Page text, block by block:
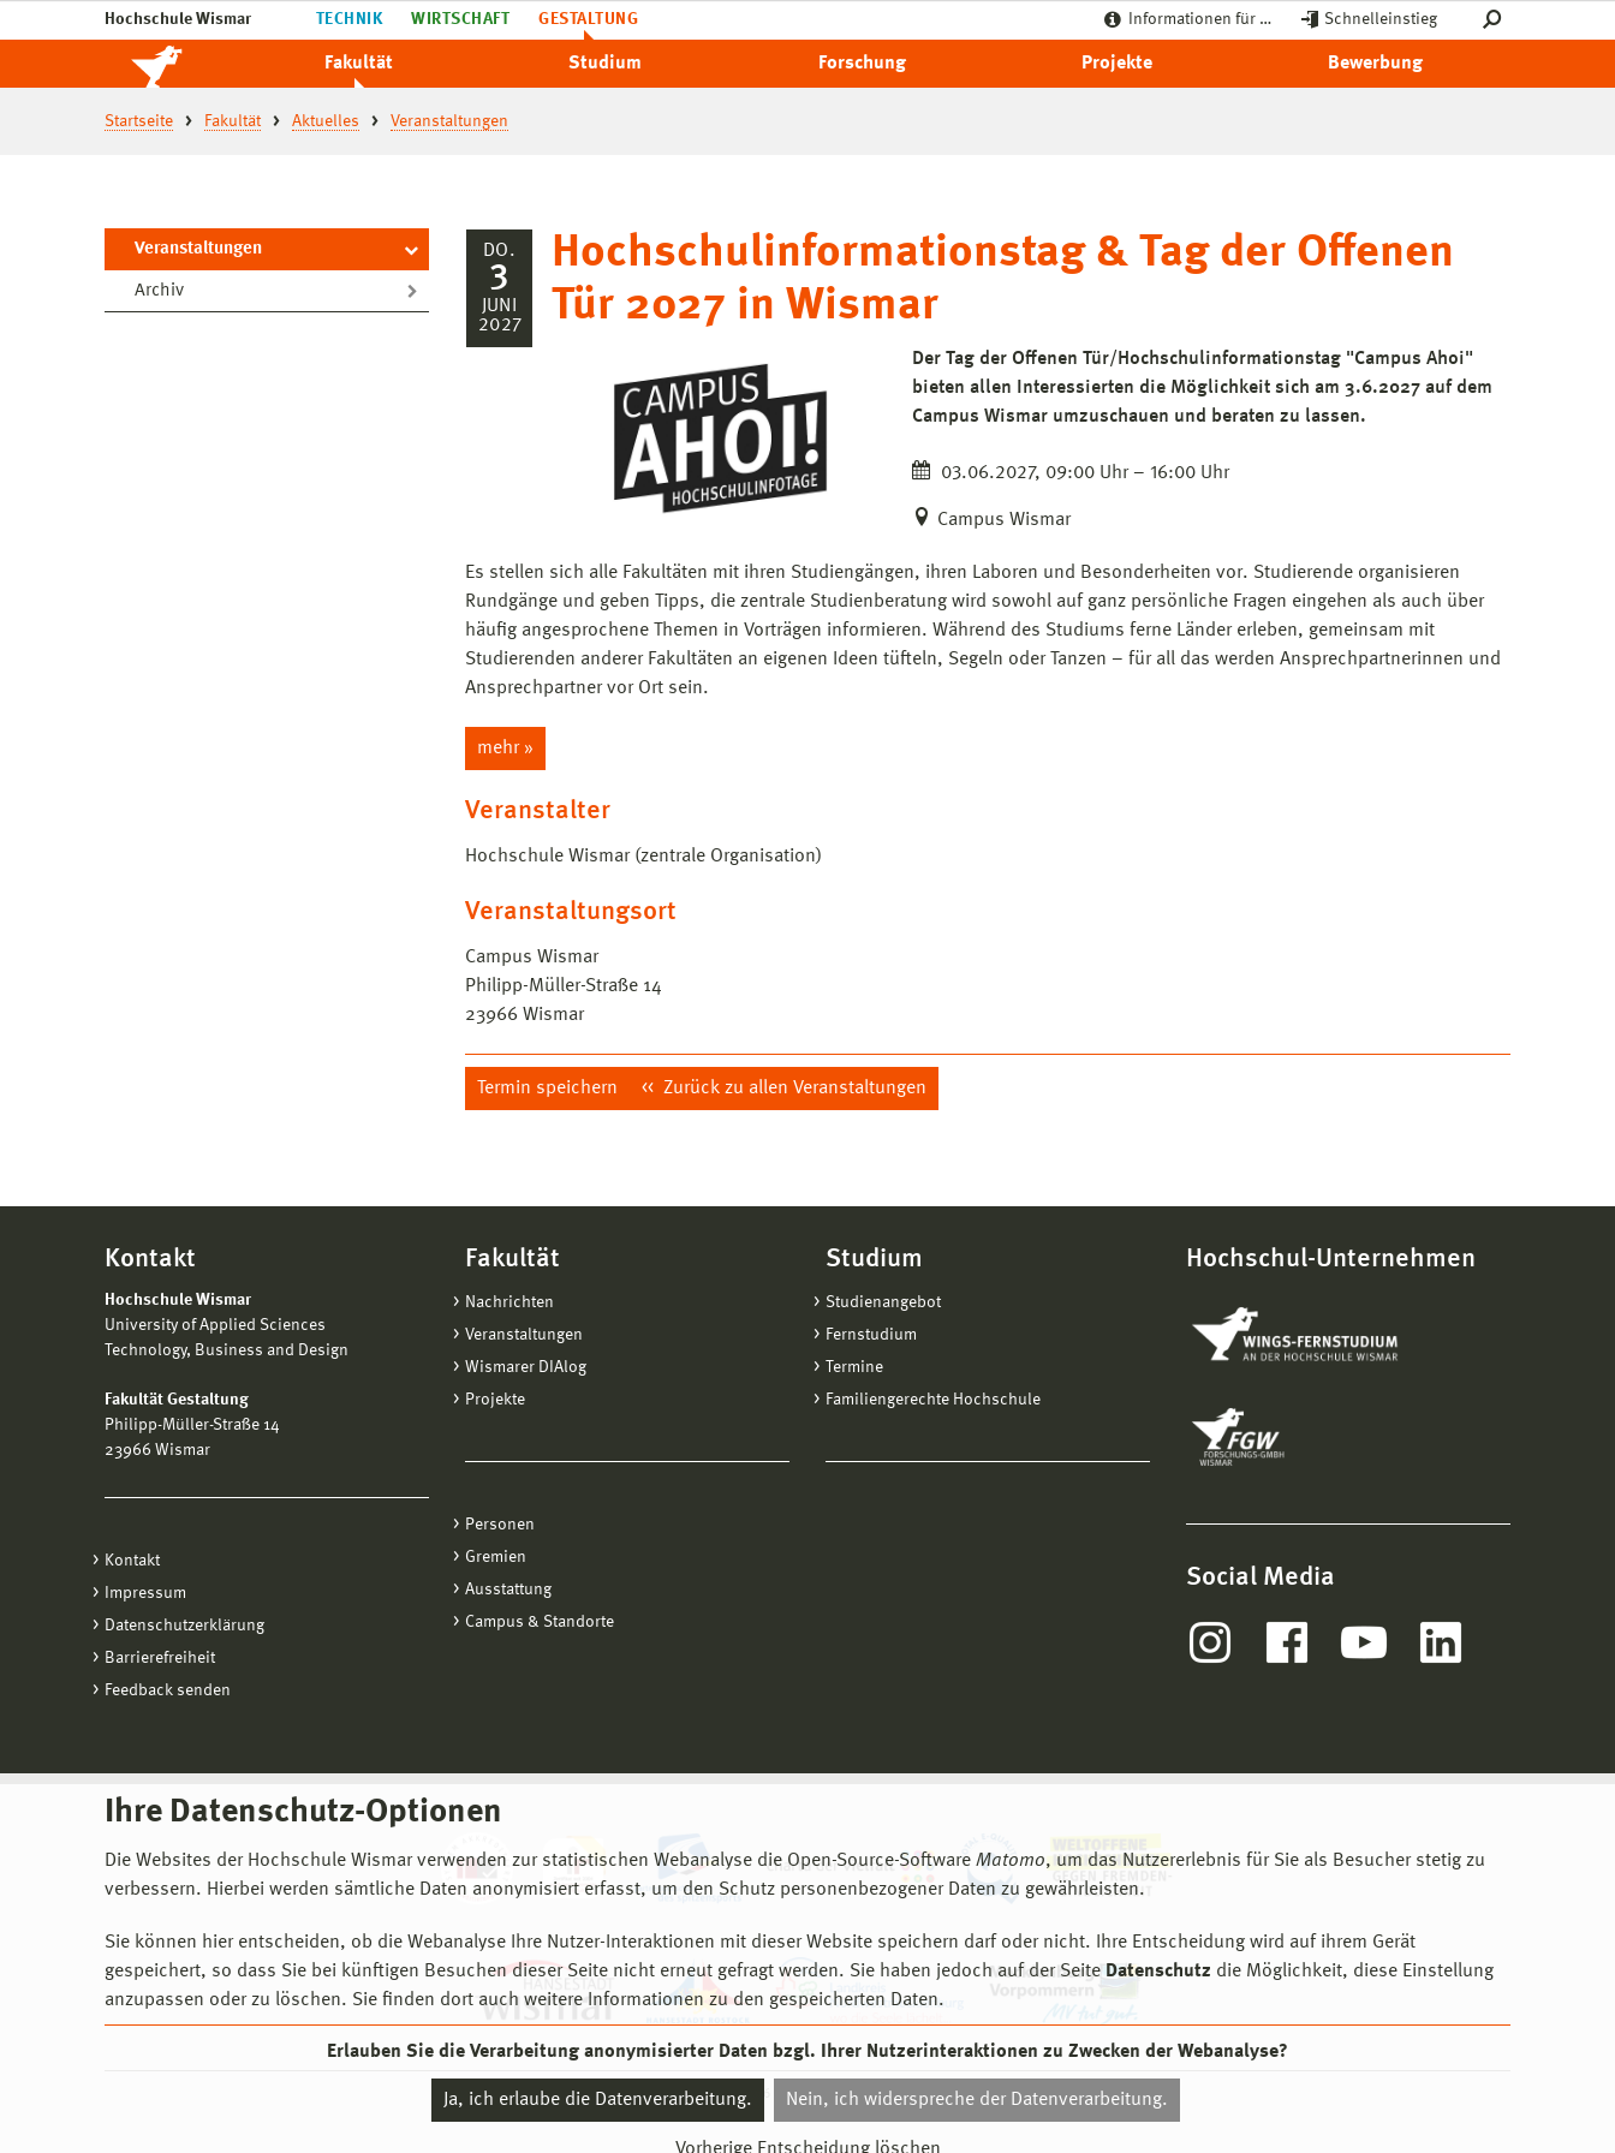
Hochschule Wismar TECHNIK WIRTSCHAFT GESTALTUNG Informationen für … Schnelleinstieg
Fakultät Studium Forschung Projekte Bewerbung
Startseite Fakultät Aktuelles Veranstaltungen
Veranstaltungen
Archiv
Ihre Datenschutz-Optionen
Die Websites der Hochschule Wismar verwenden zur statistischen Webanalyse die Open-Source-Software Matomo, um das Nutzererlebnis für Sie als Besucher stetig zu
verbessern. Hierbei werden sämtliche Daten anonymisiert erfasst, um den Schutz personenbezogener Daten zu gewährleisten.
Sie können hier entscheiden, ob die Webanalyse Ihre Nutzer-Interaktionen mit dieser Website speichern darf oder nicht. Ihre Entscheidung wird auf ihrem Gerät
gespeichert, so dass Sie bei künftigen Besuchen dieser Seite nicht erneut gefragt werden. Sie haben jedoch auf der Seite Datenschutz die Möglichkeit, diese Einstellung
anzupassen oder zu löschen. Sie finden dort auch weitere Informationen zu den gespeicherten Daten.
Erlauben Sie die Verarbeitung anonymisierter Daten bzgl. Ihrer Nutzerinteraktionen zu Zwecken der Webanalyse?
Ja, ich erlaube die Datenverarbeitung. Nein, ich widerspreche der Datenverarbeitung.
DO.
3
JUNI
2027
Hochschulinformationstag & Tag der Offenen
Tür 2027 in Wismar
Der Tag der Offenen Tür/Hochschulinformationstag "Campus Ahoi"
bieten allen Interessierten die Möglichkeit sich am 3.6.2027 auf dem
Campus Wismar umzuschauen und beraten zu lassen.
03.06.2027, 09:00 Uhr – 16:00 Uhr
Campus Wismar
Es stellen sich alle Fakultäten mit ihren Studiengängen, ihren Laboren und Besonderheiten vor. Studierende organisieren
Rundgänge und geben Tipps, die zentrale Studienberatung wird sowohl auf ganz persönliche Fragen eingehen als auch über
häufig angesprochene Themen in Vorträgen informieren. Während des Studiums ferne Länder erleben, gemeinsam mit
Studierenden anderer Fakultäten an eigenen Ideen tüfteln, Segeln oder Tanzen – für all das werden Ansprechpartnerinnen und
Ansprechpartner vor Ort sein.
mehr »
Veranstalter
Hochschule Wismar (zentrale Organisation)
Veranstaltungsort
Campus Wismar
Philipp-Müller-Straße 14
23966 Wismar
Termin speichern Zurück zu allen Veranstaltungen
Kontakt
Hochschule Wismar
University of Applied Sciences
Technology, Business and Design
Fakultät Gestaltung
Philipp-Müller-Straße 14
23966 Wismar
Kontakt
Impressum
Datenschutzerklärung
Barrierefreiheit
Feedback senden
Fakultät
Nachrichten
Veranstaltungen
Wismarer DIAlog
Projekte
Personen
Gremien
Ausstattung
Campus & Standorte
Studium
Studienangebot
Fernstudium
Termine
Familiengerechte Hochschule
Hochschul-Unternehmen
Social Media
© 2026 Hochschule Wismar